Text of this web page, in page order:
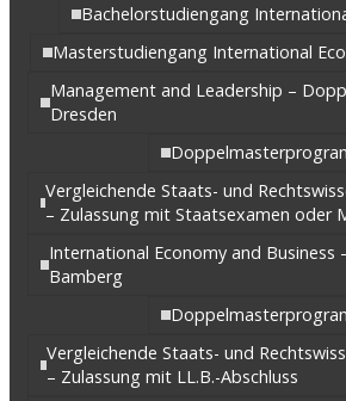
Bachelorstudiengang
Masterstudiengang International
Management and Leadership –
Dresden
Vergleichende Staats- und
– Zulassung mit Staatsexamen oder
International Economy and Business
Bamberg
Vergleichende Staats- und
– Zulassung mit LL.B.-Abschluss